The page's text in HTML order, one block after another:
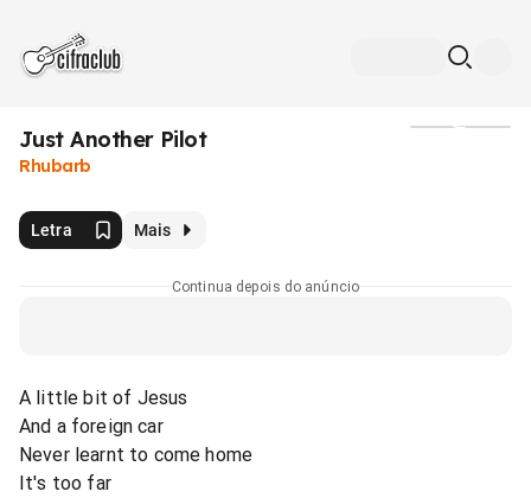
Just Another Pilot
Rhubarb
Letra Mais
Continua depois do anúncio
A little bit of Jesus
And a foreign car
Never learnt to come home
It's too far